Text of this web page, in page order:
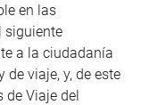
en las
siguiente
a la ciudadanía
viaje, y, de este
de Viaje del